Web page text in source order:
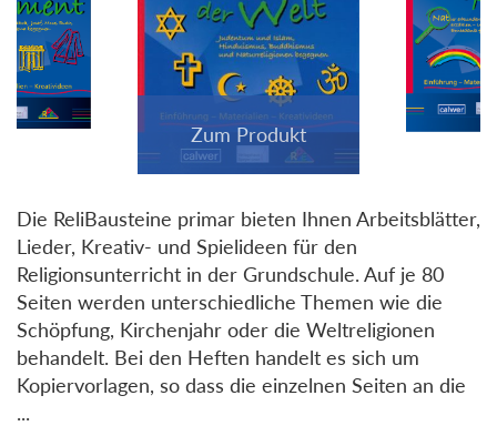
Die ReliBausteine primar bieten Ihnen Arbeitsblätter,
Lieder, Kreativ- und Spielideen für den
Religionsunterricht in der Grundschule. Auf je 80
Seiten werden unterschiedliche Themen wie die
Schöpfung, Kirchenjahr oder die Weltreligionen
behandelt. Bei den Heften handelt es sich um
Kopiervorlagen, so dass die einzelnen Seiten an die
...